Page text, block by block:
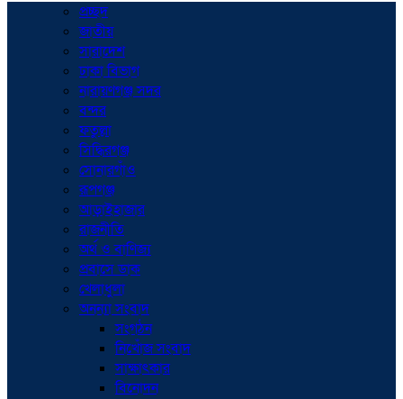
প্রচ্ছদ
জাতীয়
সারাদেশ
ঢাকা বিভাগ
নারায়ণগঞ্জ সদর
বন্দর
ফতুল্লা
সিদ্ধিরগঞ্জ
সোনারগাঁও
রূপগঞ্জ
আড়াইহাজার
রাজনীতি
অর্থ ও বাণিজ্য
প্রবাসে ডাক
খেলাধুলা
অনন্যা সংবাদ
সংগঠন
নিখোঁজ সংবাদ
সাক্ষাৎকার
বিনোদন